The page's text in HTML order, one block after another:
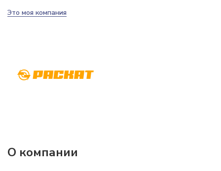
Это моя компания
О компании